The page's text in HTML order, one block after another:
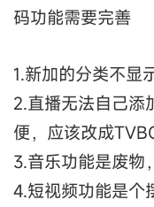
码功能需要完善
1.新加的分类不显
2.直播无法自己添
便，应该改成
3.音乐功能是废物
4.短视频功能是个